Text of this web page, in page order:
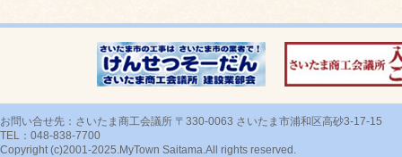
お問い合せ先：さいたま商工会議所 〒330-0063 さいたま市浦和区高砂3-17-15
TEL：048-838-7700
Copyright (c)2001-2025.MyTown Saitama.All rights reserved.